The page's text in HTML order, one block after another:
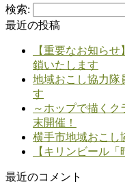
検索:
最近の投稿
【重要なお知ら
鎖いたします
地域おこし協力隊
す
～ホップで描くク
末開催！
横手市地域おこし
【キリンビール「
最近のコメント